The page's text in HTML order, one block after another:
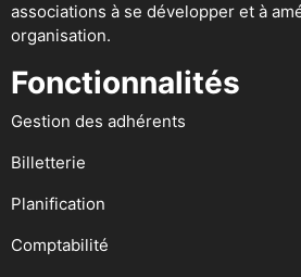
associations à se développer et à
organisation.
Fonctionnalités
Gestion des adhérents
Billetterie
Planification
Comptabilité